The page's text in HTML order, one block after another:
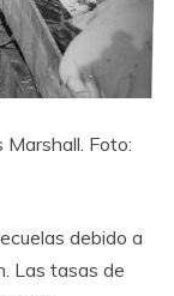
Foto:
debido a
Las tasas de